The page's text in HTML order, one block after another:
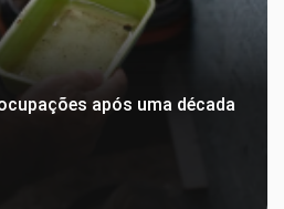
após uma década